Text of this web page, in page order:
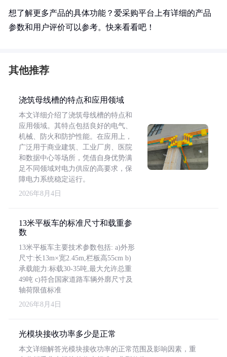
想了解更多产品的具体功能？爱采购平台上有详细的产品
参数和用户评价可以参考。快来看看吧！
其他推荐
浇筑母线槽的特点和应用领域
本文详细介绍了浇筑母线槽的特点和
应用领域。其特点包括良好的电气、
机械、防火和防护性能。在应用上，
广泛用于商业建筑、工业厂房、医院
和数据中心等场所，凭借自身优势满
足不同领域对电力供应的高要求，保
障电力系统稳定运行。
2026年8月4日
13米平板车的标准尺寸和载重参
数
13米平板车主要技术参数包括: a)外形
尺寸:长13m×宽2.45m,栏板高55cm b)
承载能力:标载30-35吨,最大允许总重
49吨 c)符合国家道路车辆外廓尺寸及
轴荷限值标准
2026年8月4日
光模块接收功率多少是正常
本文详细解答光模块接收功率的正常范围及影响因素，重